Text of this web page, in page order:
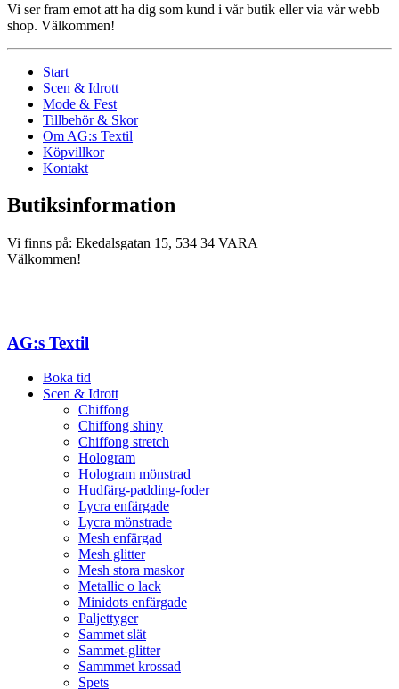
Vi ser fram emot att ha dig som kund i vår butik eller via vår webb
shop. Välkommen!
Start
Scen & Idrott
Mode & Fest
Tillbehör & Skor
Om AG:s Textil
Köpvillkor
Kontakt
Butiksinformation
Vi finns på: Ekedalsgatan 15, 534 34 VARA
Välkommen!
AG:s Textil
Boka tid
Scen & Idrott
Chiffong
Chiffong shiny
Chiffong stretch
Hologram
Hologram mönstrad
Hudfärg-padding-foder
Lycra enfärgade
Lycra mönstrade
Mesh enfärgad
Mesh glitter
Mesh stora maskor
Metallic o lack
Minidots enfärgade
Paljettyger
Sammet slät
Sammet-glitter
Sammmet krossad
Spets